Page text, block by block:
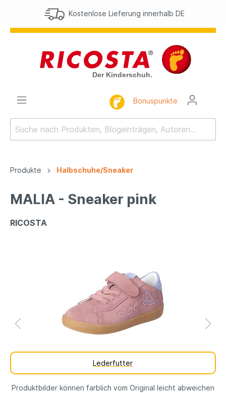
Kostenlose Lieferung innerhalb DE
Bonuspunkte
Produkte Halbschuhe/Sneaker
MALIA - Sneaker pink
RICOSTA
Lederfutter
Produktbilder können farblich vom Original leicht abweichen